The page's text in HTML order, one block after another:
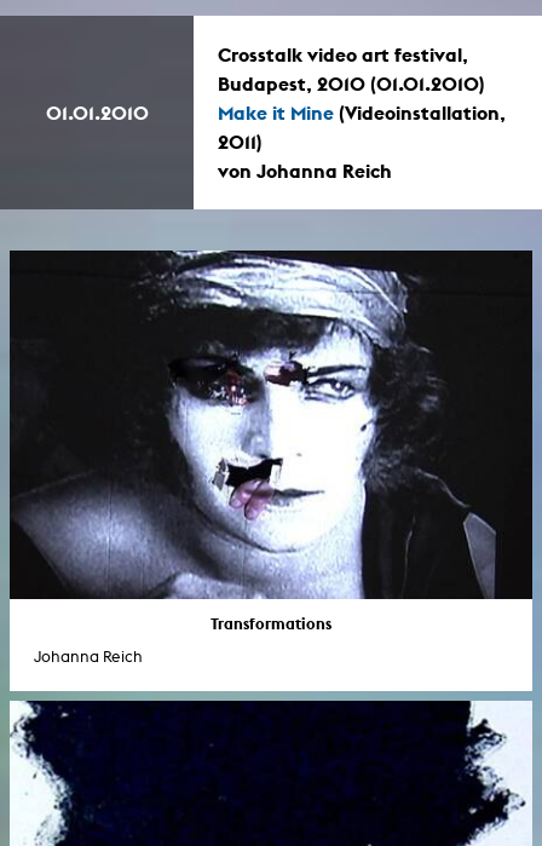
01.01.2010
Crosstalk video art festival,
Budapest, 2010 (01.01.2010)
Make it Mine (Videoinstallation,
2011)
von Johanna Reich
Transformations
Johanna Reich